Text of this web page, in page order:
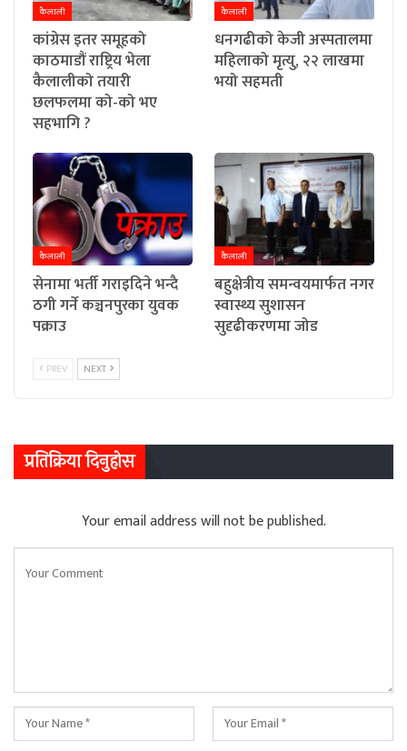
कैलाली
कांग्रेस इतर समूहको
काठमाडौं राष्ट्रिय भेला
कैलालीको तयारी
छलफलमा को-को भए
सहभागि ?
कैलाली
धनगढीको केजी अस्पतालमा
महिलाको मृत्यु, २२ लाखमा
भयो सहमती
कैलाली
सेनामा भर्ती गराइदिने भन्दै
ठगी गर्ने कञ्चनपुरका युवक
पक्राउ
कैलाली
बहुक्षेत्रीय समन्वयमार्फत नगर
स्वास्थ्य सुशासन
सुदृढीकरणमा जोड
PREV NEXT
प्रतिक्रिया दिनुहोस
Your email address will not be published.